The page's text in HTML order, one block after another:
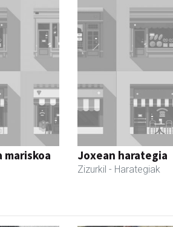
mariskoa Joxean harategia
Zizurkil - Harategiak